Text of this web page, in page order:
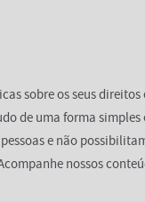
sobre os seus
de uma forma
e não
nossos